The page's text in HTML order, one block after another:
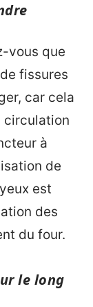
vous que
fissures
car cela
circulation
à
de
est
des
du four.
le long